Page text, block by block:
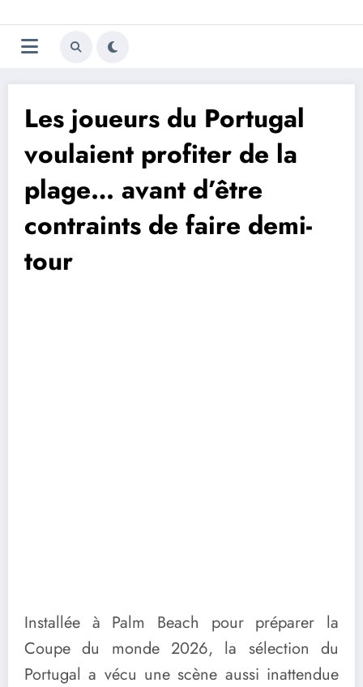
au
contenu
Trivela
L'actualité du football
Les joueurs du Portugal
voulaient profiter de la
plage… avant d’être
contraints de faire demi-
tour
Installée à Palm Beach pour préparer la
Coupe du monde 2026, la sélection du
Portugal a vécu une scène aussi inattendue